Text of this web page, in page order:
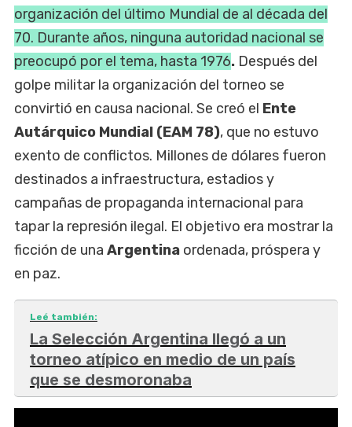
organización del último Mundial de al década del
70. Durante años, ninguna autoridad nacional se
preocupó por el tema, hasta 1976. Después del
golpe militar la organización del torneo se
convirtió en causa nacional. Se creó el Ente
Autárquico Mundial (EAM 78), que no estuvo
exento de conflictos. Millones de dólares fueron
destinados a infraestructura, estadios y
campañas de propaganda internacional para
tapar la represión ilegal. El objetivo era mostrar la
ficción de una Argentina ordenada, próspera y
en paz.
Leé también:
La Selección Argentina llegó a un
torneo atípico en medio de un país
que se desmoronaba